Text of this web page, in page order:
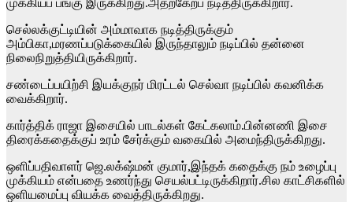
செல்லக்குட்டியின் அம்மாவாக நடித்திருக்கும்
அம்பிகா,மரணப்படுக்கையில் இருந்தாலும் நடிப்பில் தன்னை
நிலைநிறுத்தியிருக்கிறார்.
சண்டைப்பயிற்சி இயக்குநர் மிரட்டல் செல்வா நடிப்பில் கவனிக்க
வைக்கிறார்.
கார்த்திக் ராஜா இசையில் பாடல்கள் கேட்கலாம்.பின்னணி இசை
திரைக்கதைக்குப் உரம் சேர்க்கும் வகையில் அமைந்திருக்கிறது.
ஒளிப்பதிவாளர் ஜெ.லக்‌ஷ்மன் குமார்,இந்தக் கதைக்கு நம் உழைப்பு
முக்கியம் என்பதை உணர்ந்து செயல்பட்டிருக்கிறார்.சில காட்சிகளில்
ஒளியமைப்பு வியக்க வைத்திருக்கிறது.